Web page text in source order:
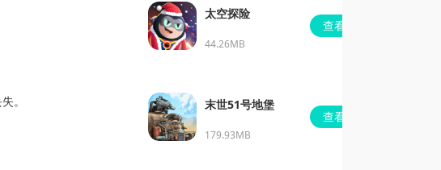
。
太空探险
44.26MB
查看
末世51号地堡
179.93MB
查看